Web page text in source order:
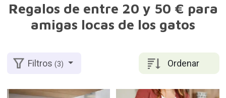
Regalos de entre 20 y 50 € para
amigas locas de los gatos
Ordenar
Filtros(3)